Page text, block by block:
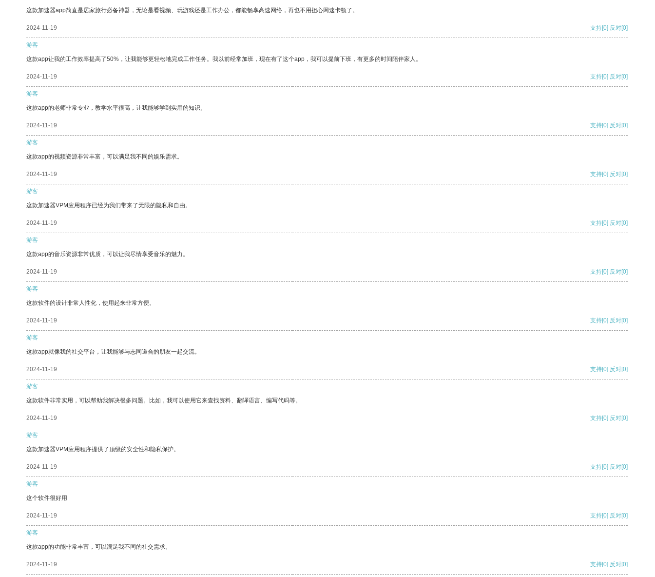
这款加速器app简直是居家旅行必备神器，无论是看视频、玩游戏还是工作办公，都能畅享高速网络，再也不用担心网速卡顿了。
2024-11-19 支持[0] 反对[0]
游客
这款app让我的工作效率提高了50%，让我能够更轻松地完成工作任务。我以前经常加班，现在有了这个app，我可以提前下班，有更多的时间陪伴家人。
2024-11-19 支持[0] 反对[0]
游客
这款app的老师非常专业，教学水平很高，让我能够学到实用的知识。
2024-11-19 支持[0] 反对[0]
游客
这款app的视频资源非常丰富，可以满足我不同的娱乐需求。
2024-11-19 支持[0] 反对[0]
游客
这款加速器VPM应用程序已经为我们带来了无限的隐私和自由。
2024-11-19 支持[0] 反对[0]
游客
这款app的音乐资源非常优质，可以让我尽情享受音乐的魅力。
2024-11-19 支持[0] 反对[0]
游客
这款软件的设计非常人性化，使用起来非常方便。
2024-11-19 支持[0] 反对[0]
游客
这款app就像我的社交平台，让我能够与志同道合的朋友一起交流。
2024-11-19 支持[0] 反对[0]
游客
这款软件非常实用，可以帮助我解决很多问题。比如，我可以使用它来查找资料、翻译语言、编写代码等。
2024-11-19 支持[0] 反对[0]
游客
这款加速器VPM应用程序提供了顶级的安全性和隐私保护。
2024-11-19 支持[0] 反对[0]
游客
这个软件很好用
2024-11-19 支持[0] 反对[0]
游客
这款app的功能非常丰富，可以满足我不同的社交需求。
2024-11-19 支持[0] 反对[0]